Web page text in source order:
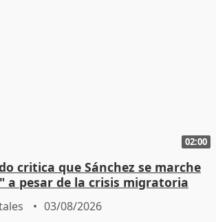
02:00
critica que Sánchez se marche
a pesar de la crisis migratoria
03/08/2026